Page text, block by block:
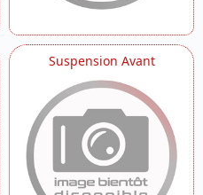
Suspension Avant